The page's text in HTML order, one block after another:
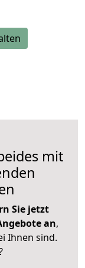
mit
Sie jetzt
an,
Ihnen sind.